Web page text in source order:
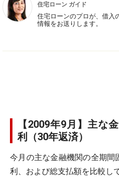
住宅ローン ガイド
住宅ローンのプロが、借入
情報をお送りします。
【2009年9月】主な
利（30年返済）
今月の主な金融機関の全期間
利、および総支払額を比較し